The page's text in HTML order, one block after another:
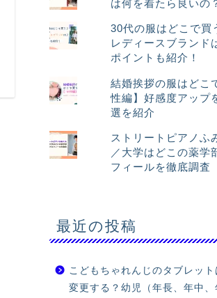
は何を着たら良いの
30代の服はどこで買
レディースブランド
ポイントも紹介！
結婚挨拶の服はどこ
性編】好感度アップ
選を紹介
ストリートピアノふ
／大学はどこの薬学
フィールを徹底調査
最近の投稿
こどもちゃれんじのタブレット
変更する？幼児（年長、年中、